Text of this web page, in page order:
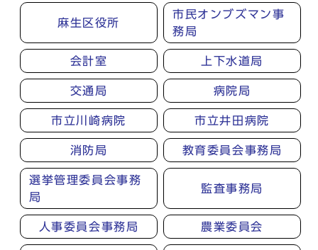
麻生区役所
市民オンブズマン事
務局
会計室 上下水道局
交通局 病院局
市立川崎病院 市立井田病院
消防局 教育委員会事務局
選挙管理委員会事務
局
監査事務局
人事委員会事務局 農業委員会